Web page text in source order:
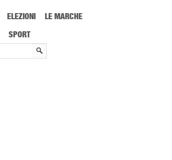
ELEZIONI
LE MARCHE
SPORT